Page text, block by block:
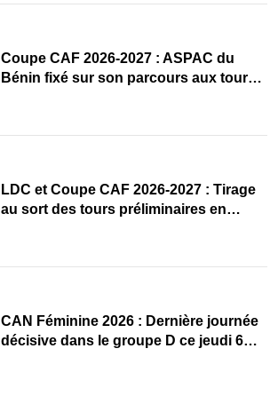
Coupe CAF 2026-2027 : ASPAC du
Bénin fixé sur son parcours aux tours
LDC et Coupe CAF 2026-2027 : Tirage
au sort des tours préliminaires en
CAN Féminine 2026 : Dernière journée
décisive dans le groupe D ce jeudi 6